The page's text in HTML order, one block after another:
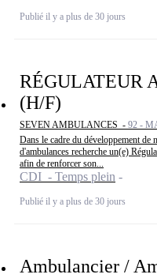
Publié il y a plus de 30 jours
RÉGULATEUR
(H/F)
SEVEN AMBULANCES - 92 -
Dans le cadre du développement de
d'ambulances recherche un(e)
afin de renforcer son...
CDI - Temps plein
Publié il y a plus de 30 jours
Ambulancier /